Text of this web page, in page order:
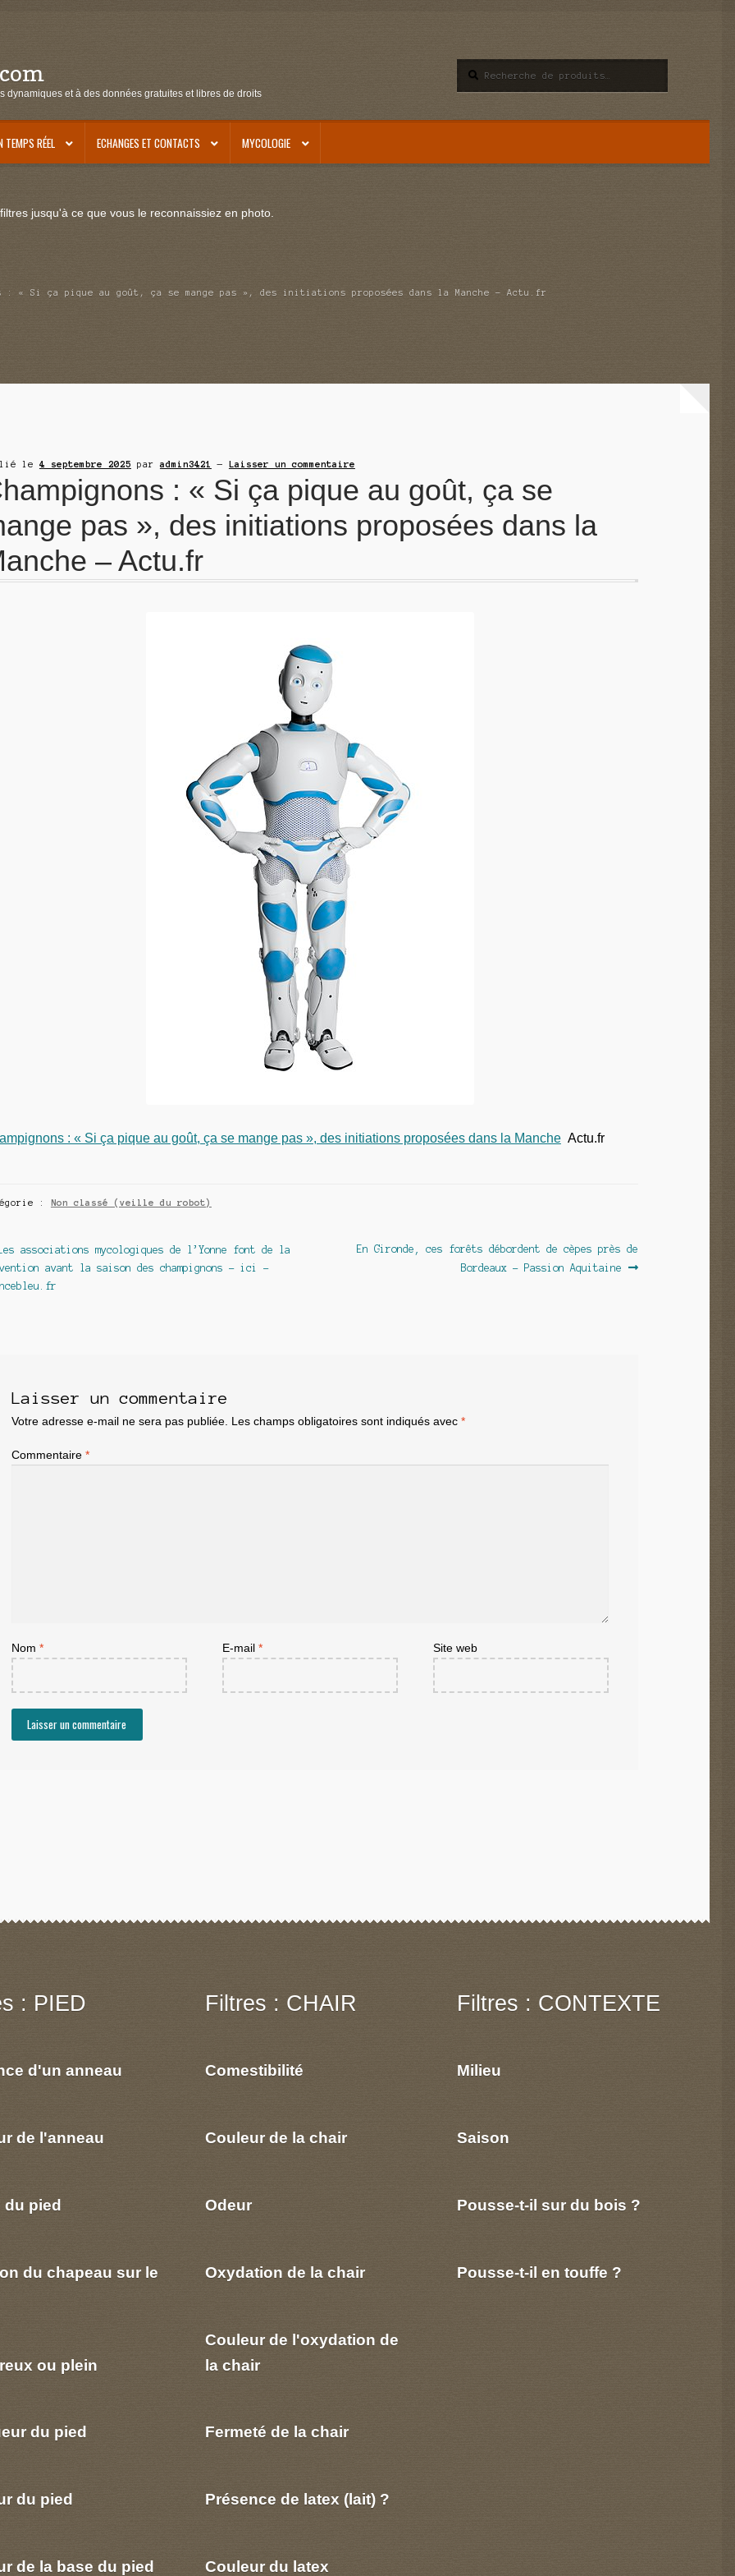
et à des données gratuites et libres de droits
pour :
TEMPS RÉEL ECHANGES ET CONTACTS MYCOLOGIE
jusqu'à ce que vous le reconnaissiez en photo.
: « Si ça pique au goût, ça se mange pas », des initiations proposées dans la Manche – Actu.fr
le 4 septembre 2025 paradmin3421 — Laisser un commentaire
: « Si ça pique au goût, ça se
pas », des initiations proposées dans la
– Actu.fr
: « Si ça pique au goût, ça se mange pas », des initiations proposées dans la MancheActu.fr
: Non classé (veille du robot)
:
Les associations mycologiques de l’Yonne font de la
avant la saison des champignons – ici –
Article
En Gironde, ces forêts débordent de cèpes près de
Bordeaux – Passion Aquitaine
Laisser un commentaire
Votre adresse e-mail ne sera pas publiée. Les champs obligatoires sont indiqués avec *
Commentaire *
Nom * E-mail * Site web
: PIED
d'un anneau
de l'anneau
du pied
du chapeau sur le
ou plein
du pied
du pied
de la base du pied
Filtres : CHAIR
Comestibilité
Couleur de la chair
Odeur
Oxydation de la chair
Couleur de l'oxydation de
la chair
Fermeté de la chair
Présence de latex (lait) ?
Couleur du latex
Filtres : CONTEXTE
Milieu
Saison
Pousse-t-il sur du bois ?
Pousse-t-il en touffe ?